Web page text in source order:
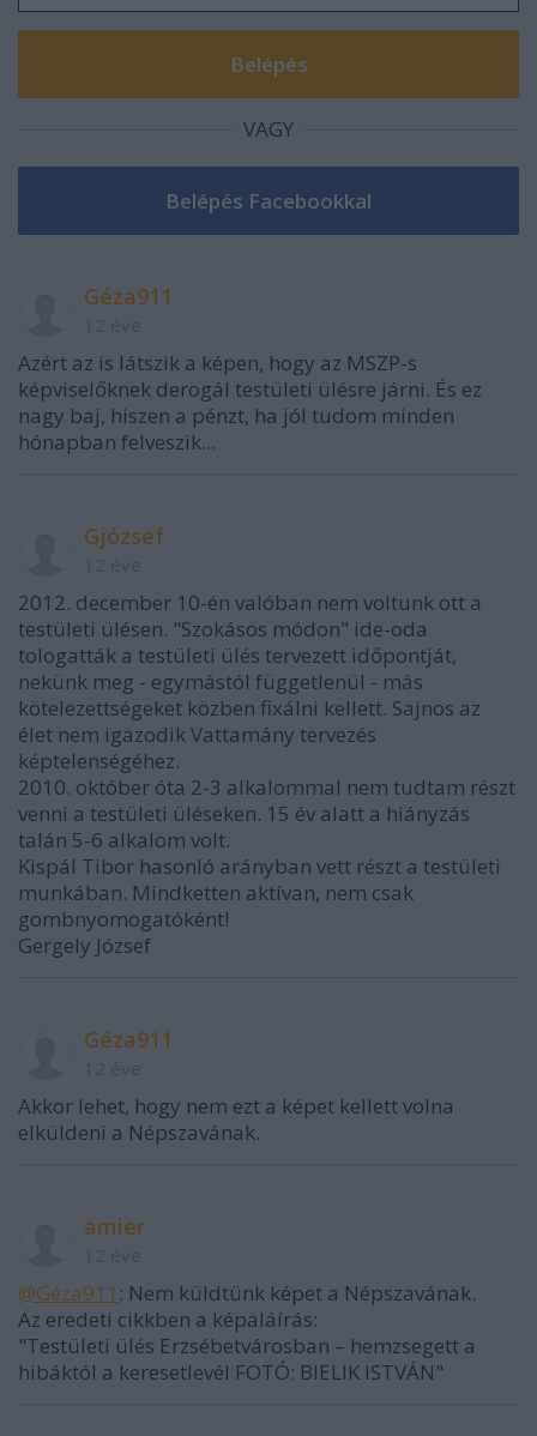
VAGY
Géza911
Azért az is látszik a képen, hogy az MSZP-s
képviselőknek derogál testületi ülésre járni. És ez
nagy baj, hiszen a pénzt, ha jól tudom minden
hónapban felveszik...
Gjózsef
2012. december 10-én valóban nem voltunk ott a
testületi ülésen. "Szokásos módon" ide-oda
tologatták a testületi ülés tervezett időpontját,
nekünk meg - egymástól függetlenül - más
kötelezettségeket közben fixálni kellett. Sajnos az
élet nem igazodik Vattamány tervezés
képtelenségéhez.
2010. október óta 2-3 alkalommal nem tudtam részt
venni a testületi üléseken. 15 év alatt a hiányzás
talán 5-6 alkalom volt.
Kispál Tibor hasonló arányban vett részt a testületi
munkában. Mindketten aktívan, nem csak
gombnyomogatóként!
Gergely József
Géza911
Akkor lehet, hogy nem ezt a képet kellett volna
elküldeni a Népszavának.
amier
@Géza911 : Nem küldtünk képet a Népszavának.
Az eredeti cikkben a képaláírás:
"Testületi ülés Erzsébetvárosban – hemzsegett a
hibáktól a keresetlevél FOTÓ: BIELIK ISTVÁN"